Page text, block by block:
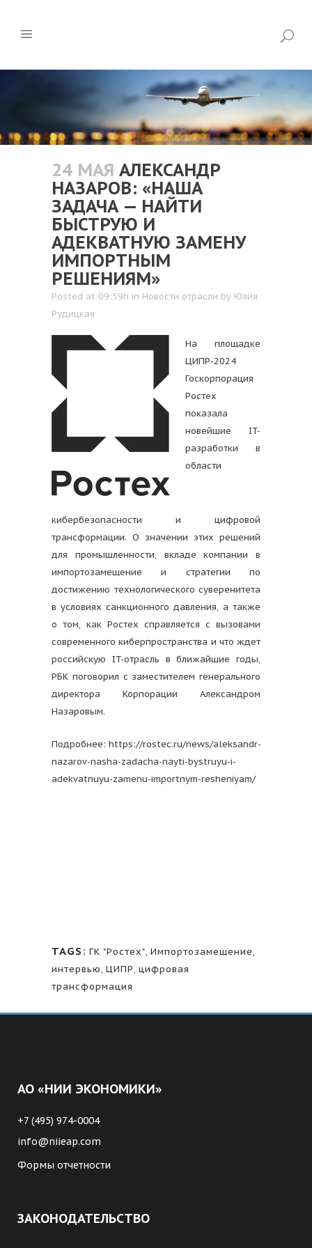
24 МАЯ АЛЕКСАНДР
НАЗАРОВ: «НАША
ЗАДАЧА — НАЙТИ
БЫСТРУЮ И
АДЕКВАТНУЮ ЗАМЕНУ
ИМПОРТНЫМ
РЕШЕНИЯМ»
Posted at 09:59h in Новости отрасли by Юлия
Рудицкая
На площадке
ЦИПР-2024
Госкорпорация
Ростех
показала
новейшие IT-
разработки в
области
кибербезопасности и цифровой
трансформации. О значении этих решений
для промышленности, вкладе компании в
импортозамещение и стратегии по
достижению технологического суверенитета
в условиях санкционного давления, а также
о том, как Ростех справляется с вызовами
современного киберпространства и что ждет
российскую IT-отрасль в ближайшие годы,
РБК поговорил с заместителем генерального
директора Корпорации Александром
Назаровым.
Подробнее: https://rostec.ru/news/aleksandr-
nazarov-nasha-zadacha-nayti-bystruyu-i-
adekvatnuyu-zamenu-importnym-resheniyam/
TAGS: ГК "Ростех", Импортозамещение,
интервью, ЦИПР, цифровая
трансформация
АО «НИИ ЭКОНОМИКИ»
+7 (495) 974-0004
info@niieap.com
Формы отчетности
ЗАКОНОДАТЕЛЬСТВО